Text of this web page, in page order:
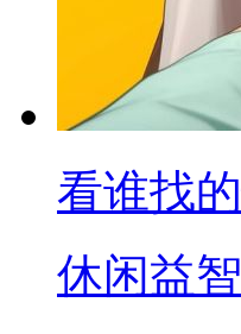
看谁找
休闲益智